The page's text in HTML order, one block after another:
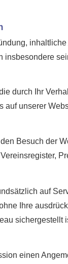
durch Ihr
unserer
Besuch der
auf
Ihre
einen